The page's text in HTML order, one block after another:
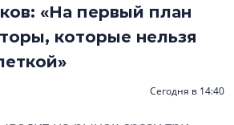
«На первый план
которые нельзя
Сегодня в 14:40